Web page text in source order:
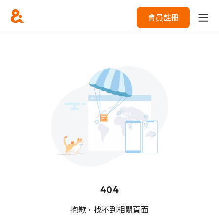
會員註冊
404
抱歉，找不到相關頁面